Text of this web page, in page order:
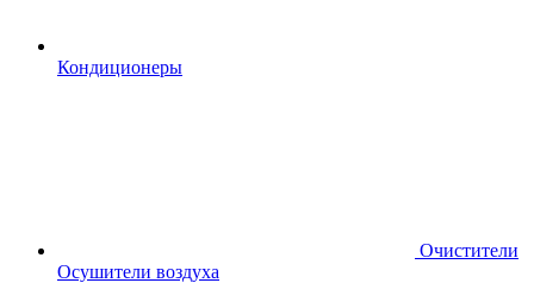
Кондиционеры
Очистители
Осушители воздуха